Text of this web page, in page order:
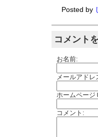
Posted by
コメント
お名前:
メールアド
ホームページ
コメント: